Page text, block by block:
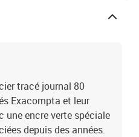
tracé journal 80
Exacompta et leur
une encre verte spéciale
depuis des années.